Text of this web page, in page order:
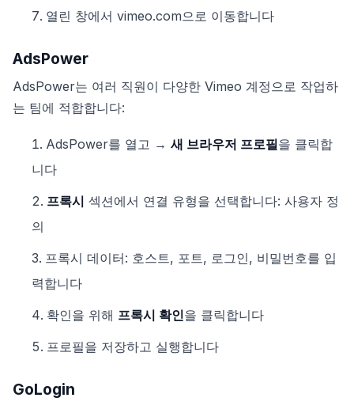
열린 창에서 vimeo.com으로 이동합니다
AdsPower
AdsPower는 여러 직원이 다양한 Vimeo 계정으로 작업하
는 팀에 적합합니다:
AdsPower를 열고 → 새 브라우저 프로필을 클릭합
니다
프록시 섹션에서 연결 유형을 선택합니다: 사용자 정
의
프록시 데이터: 호스트, 포트, 로그인, 비밀번호를 입
력합니다
확인을 위해 프록시 확인을 클릭합니다
프로필을 저장하고 실행합니다
GoLogin